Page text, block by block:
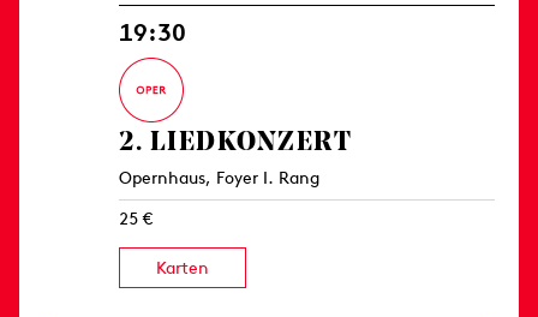
19:30
2. LIED­KONZERT
Opernhaus, Foyer I. Rang
25 €
Karten